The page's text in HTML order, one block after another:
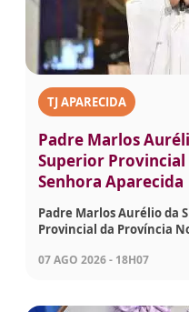
TJ APARECIDA
Padre Marlos
Superior Provincial
Senhora Aparecida
Padre Marlos Aurélio da
Provincial da Província
07 AGO 2026 - 18H07